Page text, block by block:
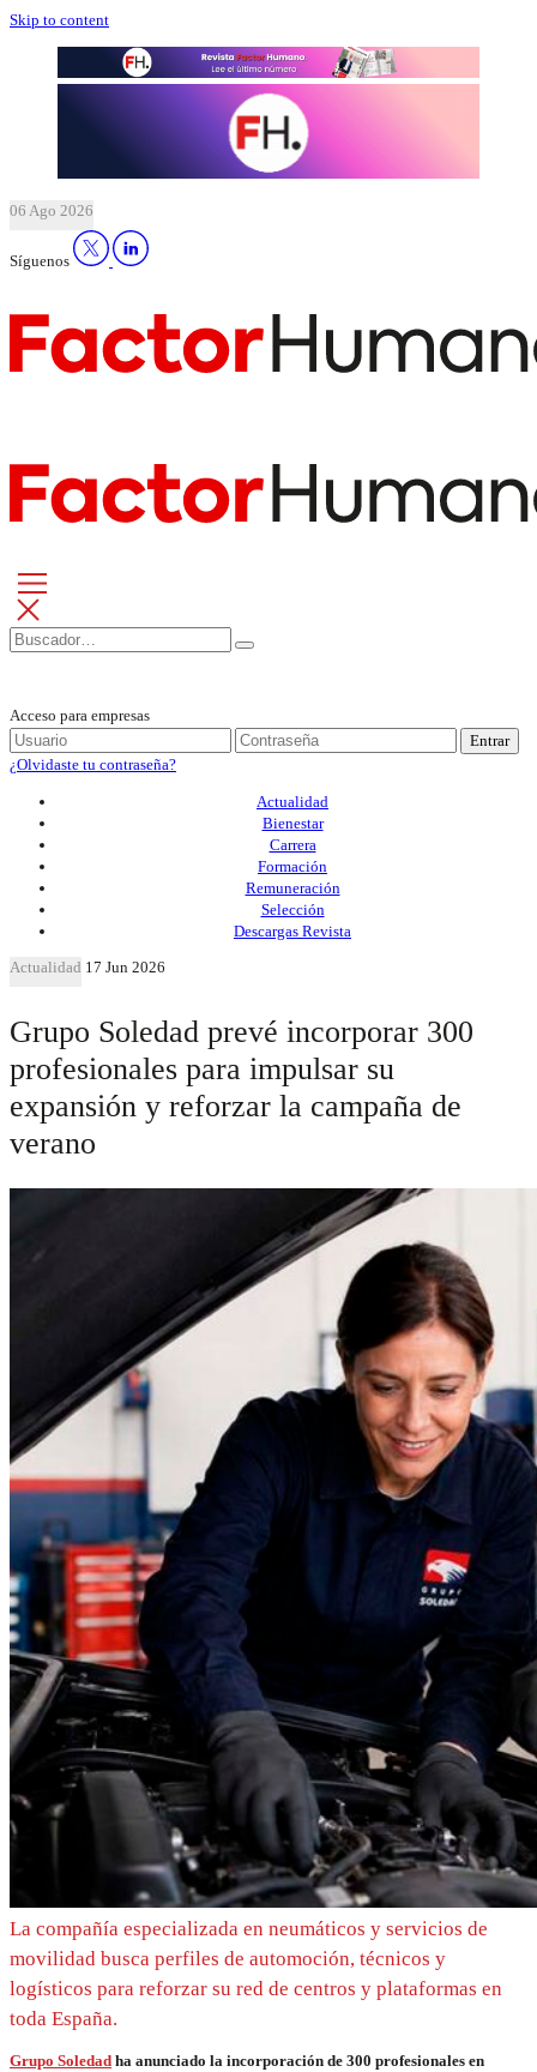
Skip to content
06 Ago 2026
Síguenos
Acceso para empresas
Entrar
¿Olvidaste tu contraseña?
Actualidad
Bienestar
Carrera
Formación
Remuneración
Selección
Descargas Revista
Actualidad 17 Jun 2026
Grupo Soledad prevé incorporar 300
profesionales para impulsar su
expansión y reforzar la campaña de
verano
La compañía especializada en neumáticos y servicios de
movilidad busca perfiles de automoción, técnicos y
logísticos para reforzar su red de centros y plataformas en
toda España.
Grupo Soledad ha anunciado la incorporación de 300 profesionales en